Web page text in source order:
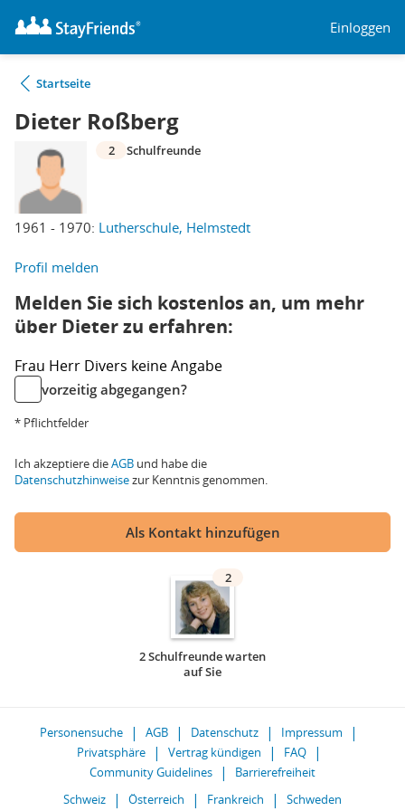
Einloggen
Startseite
Dieter Roßberg
1961 - 1970: Lutherschule, Helmstedt
2 Schulfreunde
Profil melden
Melden Sie sich kostenlos an, um mehr
über Dieter zu erfahren:
Frau Herr Divers keine Angabe
vorzeitig abgegangen?
* Pflichtfelder
Ich akzeptiere dieAGB und habe die
Datenschutzhinweisezur Kenntnis genommen.
Als Kontakt hinzufügen
2
2 Schulfreunde warten
auf Sie
Personensuche AGB Datenschutz
Impressum
Privatsphäre
Vertrag kündigen
FAQ
Community Guidelines
Barrierefreiheit
Schweiz
Österreich Frankreich Schweden